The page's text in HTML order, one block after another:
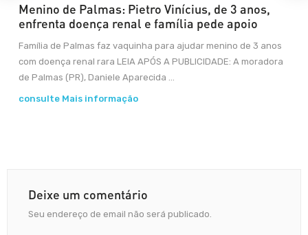
Menino de Palmas: Pietro Vinícius, de 3 anos,
enfrenta doença renal e família pede apoio
Família de Palmas faz vaquinha para ajudar menino de 3 anos
com doença renal rara LEIA APÓS A PUBLICIDADE: A moradora
de Palmas (PR), Daniele Aparecida ...
consulte Mais informação
Deixe um comentário
Seu endereço de email não será publicado.